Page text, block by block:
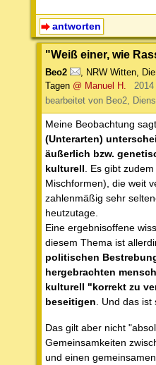
antworten
"Weiß einer, wie
Beo2 NRW Witten
Tagen @ Manuel H.
bearbeitet von Beo2,
Meine Beobachtung
(Unterarten)
äußerlich bzw.
kulturell . Es gibt
Mischformen), die weit
zahlenmäßig sehr
heutzutage.
Eine ergebnisoffene
diesem Thema ist
politischen
hergebrachten
kulturell "korrekt zu
beseitigen . Und das
Das gilt aber nicht
Gemeinsamkeiten
und einen